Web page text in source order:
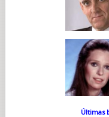
Últimas